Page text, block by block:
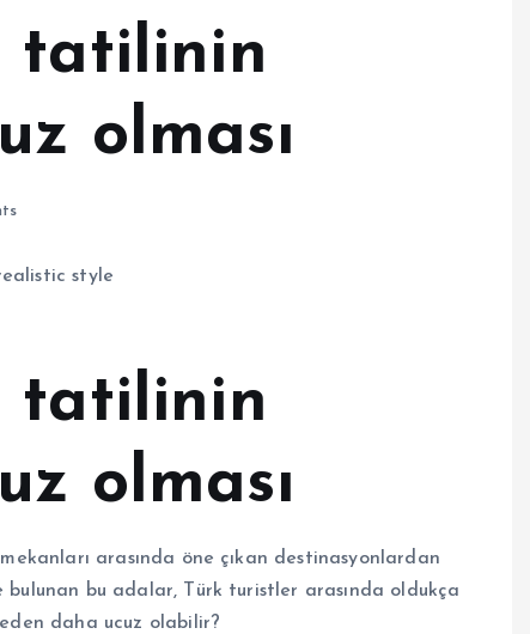
tatilinin
olması
tatilinin
olması
arasında öne çıkan destinasyonlardan
bu adalar, Türk turistler arasında oldukça
daha ucuz olabilir?